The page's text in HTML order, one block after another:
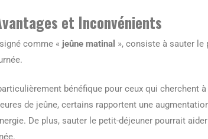
et Inconvénients
comme « jeûne matinal », consiste à sauter le
bénéfique pour ceux qui cherchent
de jeûne, certains rapportent une
De plus, sauter le petit-déjeuner pourrait